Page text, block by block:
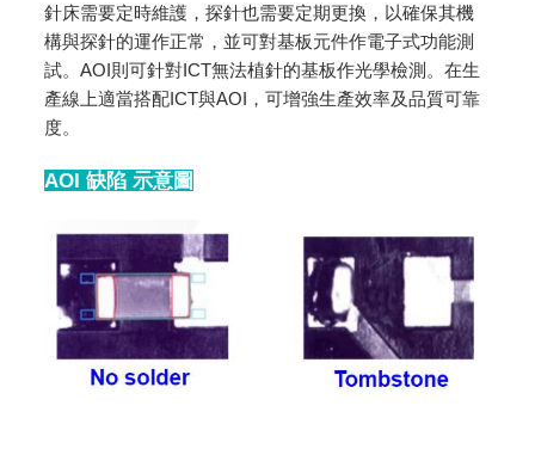
針床需要定時維護，探針也需要定期更換，以確保其機
構與探針的運作正常，並可對基板元件作電子式功能測
試。AOI則可針對ICT無法植針的基板作光學檢測。在生
產線上適當搭配ICT與AOI，可增強生產效率及品質可靠
度。
AOI 缺陷 示意圖